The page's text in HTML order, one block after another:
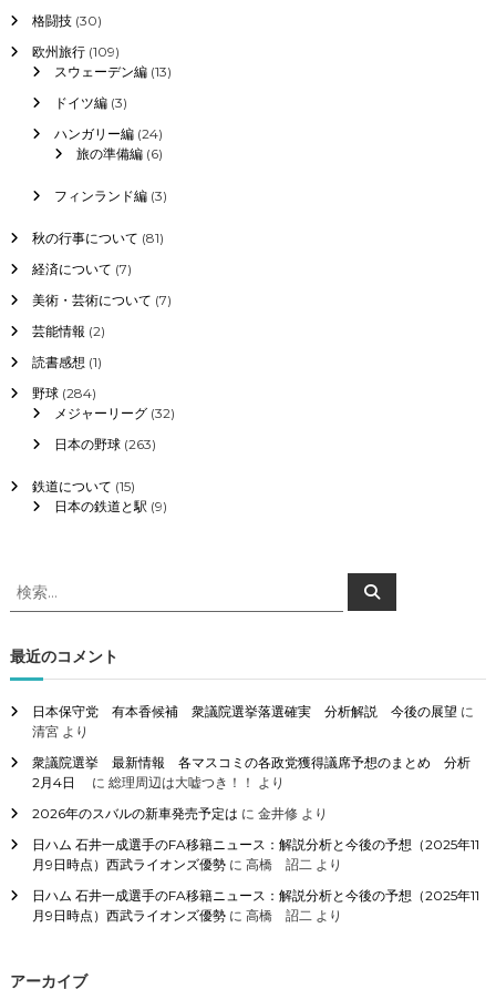
格闘技(30)
欧州旅行(109)
スウェーデン編(13)
ドイツ編(3)
ハンガリー編(24)
旅の準備編(6)
フィンランド編(3)
秋の行事について (81)
経済について (7)
美術・芸術について (7)
芸能情報 (2)
読書感想 (1)
野球(284)
メジャーリーグ(32)
日本の野球(263)
鉄道について (15)
日本の鉄道と駅 (9)
検
索
象
:
検
索
最近のコメント
日本保守党 有本香候補 衆議院選挙落選確実 分析解説 今後の展望 に
清宮より
衆議院選挙 最新情報 各マスコミの各政党獲得議席予想のまとめ 分析
2月4日
に 総理周辺は大嘘つき！！ より
2026年のスバルの新車発売予定は に 金井修より
日ハム 石井一成選手のFA移籍ニュース：解説分析と今後の予想（2025年11
月9日時点）西武ライオンズ優勢に 高橋 詔二より
日ハム 石井一成選手のFA移籍ニュース：解説分析と今後の予想（2025年11
月9日時点）西武ライオンズ優勢に 高橋 詔二より
アーカイブ